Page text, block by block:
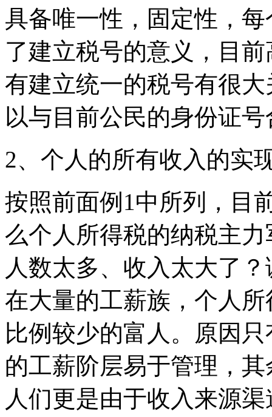
具备唯一性，固定性，
了建立税号的意义，目
有建立统一的税号有很
以与目前公民的身份证
2、个人的所有收入的实
按照前面例1中所列，目
么个人所得税的纳税主
人数太多、收入太大了
在大量的工薪族，个人
比例较少的富人。原因
的工薪阶层易于管理，
人们更是由于收入来源